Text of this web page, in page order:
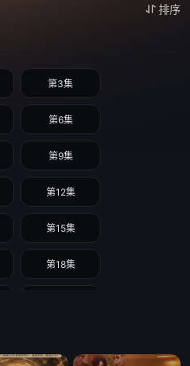
排序
第3集
第6集
第9集
第12集
第15集
第18集